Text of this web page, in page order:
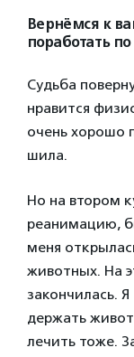
Вернёмся к
поработать
Судьба
нравится
очень хорошо
шила.
Но на втором
реанимацию,
меня
животных. На
закончилась.
держать
лечить тоже.